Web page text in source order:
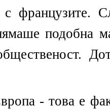
с французите.
подобна
- това е